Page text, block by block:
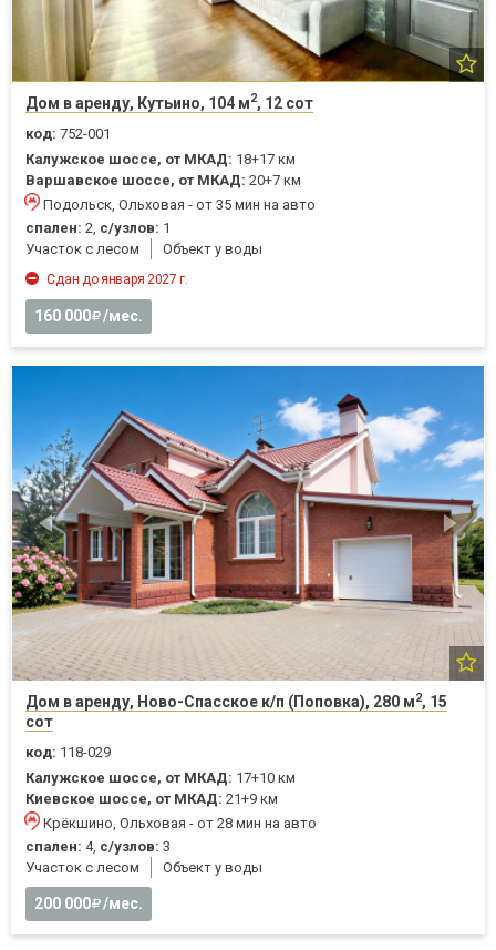
Дом в аренду, Кутьино, 104 м2, 12 сот
код: 752-001
Калужское шоссе, от МКАД: 18+17 км
Варшавское шоссе, от МКАД: 20+7 км
Подольск, Ольховая - от 35 мин на авто
спален: 2, с/узлов: 1
Участок с лесом
Объект у воды
Сдан до января 2027 г.
160 000 /мес.
Дом в аренду, Ново-Спасское к/п (Поповка), 280 м2, 15
сот
код: 118-029
Калужское шоссе, от МКАД: 17+10 км
Киевское шоссе, от МКАД: 21+9 км
Крёкшино, Ольховая - от 28 мин на авто
спален: 4, с/узлов: 3
Участок с лесом
Объект у воды
200 000 /мес.